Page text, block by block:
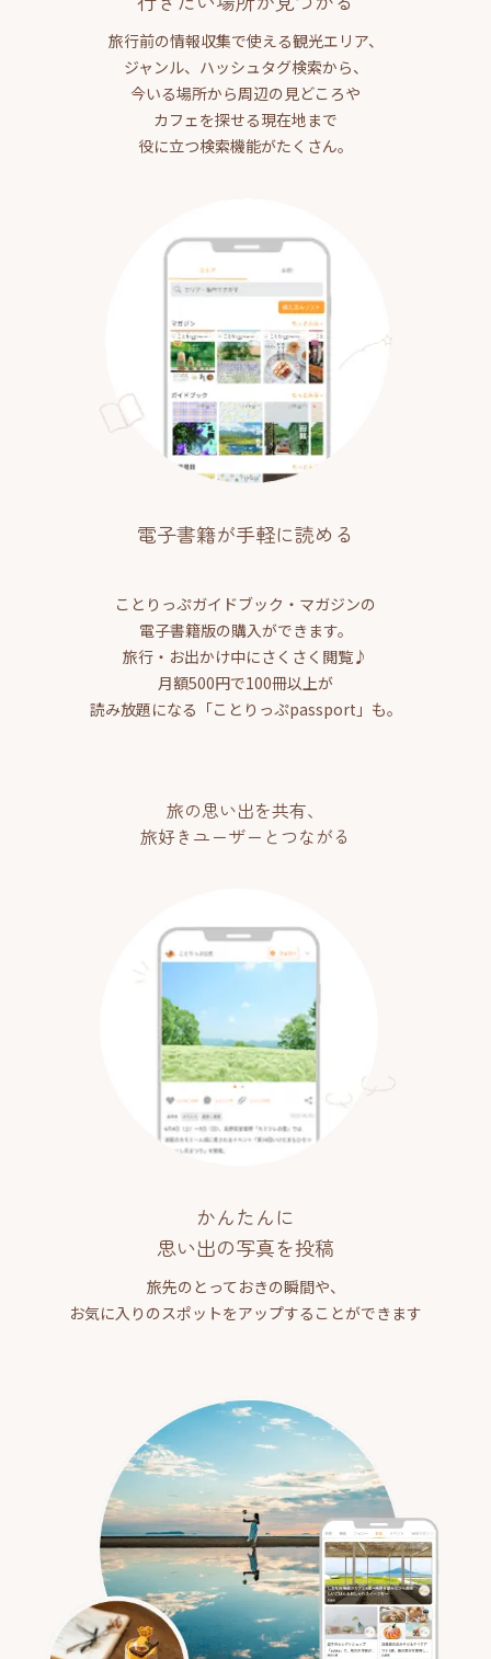
旅行前の情報収集で使える観光エリア、
ジャンル、ハッシュタグ検索から、
今いる場所から周辺の見どころや
カフェを探せる現在地まで
役に立つ検索機能がたくさん。
電子書籍が手軽に読める
ことりっぷガイドブック・マガジンの
電子書籍版の購入ができます。
旅行・お出かけ中にさくさく閲覧♪
月額500円で100冊以上が
読み放題になる「ことりっぷpassport」も。
旅の思い出を共有、
旅好きユーザーとつながる
かんたんに
思い出の写真を投稿
旅先のとっておきの瞬間や、
お気に入りのスポットをアップすることができます